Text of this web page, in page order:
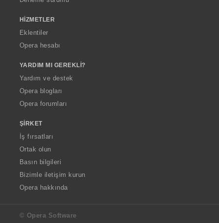
HIZMETLER
Eklentiler
Opera hesabı
YARDIM MI GEREKLI?
Yardım ve destek
Opera blogları
Opera forumları
ŞIRKET
İş fırsatları
Ortak olun
Basın bilgileri
Bizimle iletişim kurun
Opera hakkında
© Opera Software